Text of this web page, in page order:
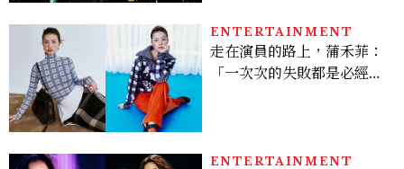
ENTERTAINMENT
走在演員的路上，蒲禾菲：
「一次次的失敗都是必經過
ENTERTAINMENT